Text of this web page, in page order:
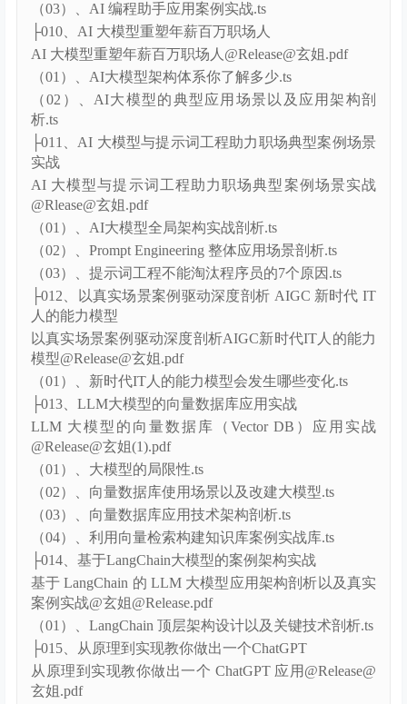
（01）、AI编程代码生成模型剖析.ts
（02）、AI编程应用技术架构.ts
（03）、AI 编程助手应用案例实战.ts
├010、AI 大模型重塑年薪百万职场人
AI 大模型重塑年薪百万职场人@Release@玄姐.pdf
（01）、AI大模型架构体系你了解多少.ts
（02）、AI大模型的典型应用场景以及应用架构剖
析.ts
├011、AI 大模型与提示词工程助力职场典型案例场景
实战
AI 大模型与提示词工程助力职场典型案例场景实战
@Rlease@玄姐.pdf
（01）、AI大模型全局架构实战剖析.ts
（02）、Prompt Engineering 整体应用场景剖析.ts
（03）、提示词工程不能淘汰程序员的7个原因.ts
├012、以真实场景案例驱动深度剖析 AIGC 新时代 IT
人的能力模型
以真实场景案例驱动深度剖析AIGC新时代IT人的能力
模型@Release@玄姐.pdf
（01）、新时代IT人的能力模型会发生哪些变化.ts
├013、LLM大模型的向量数据库应用实战
LLM 大模型的向量数据库（Vector DB）应用实战
@Release@玄姐(1).pdf
（01）、大模型的局限性.ts
（02）、向量数据库使用场景以及改建大模型.ts
（03）、向量数据库应用技术架构剖析.ts
（04）、利用向量检索构建知识库案例实战库.ts
├014、基于LangChain大模型的案例架构实战
基于 LangChain 的 LLM 大模型应用架构剖析以及真实
案例实战@玄姐@Release.pdf
（01）、LangChain 顶层架构设计以及关键技术剖析.ts
├015、从原理到实现教你做出一个ChatGPT